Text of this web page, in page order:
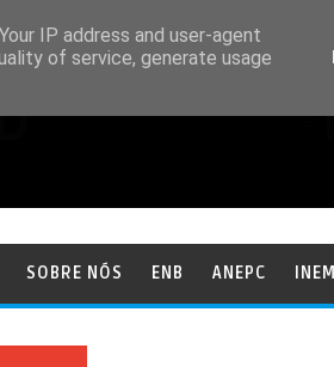
SOBRE NÓS ENB ANEPC INEM
IP address and user-agent
of service, generate usage